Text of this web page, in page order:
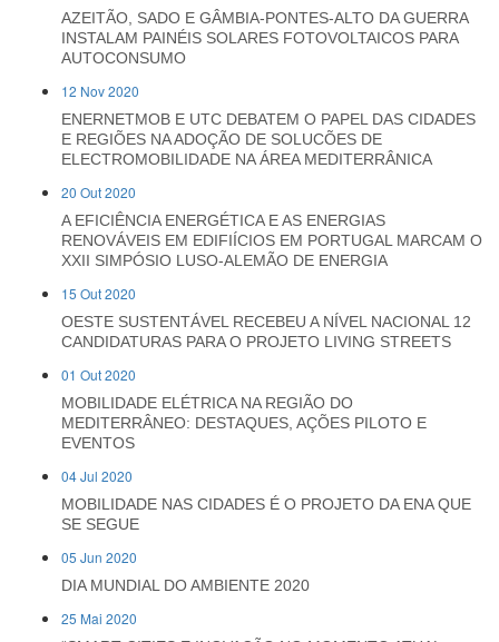
AZEITÃO, SADO E GÂMBIA-PONTES-ALTO DA GUERRA
INSTALAM PAINÉIS SOLARES FOTOVOLTAICOS PARA
AUTOCONSUMO
12 Nov 2020
ENERNETMOB E UTC DEBATEM O PAPEL DAS CIDADES
E REGIÕES NA ADOÇÃO DE SOLUCÕES DE
ELECTROMOBILIDADE NA ÁREA MEDITERRÂNICA
20 Out 2020
A EFICIÊNCIA ENERGÉTICA E AS ENERGIAS
RENOVÁVEIS EM EDIFIÍCIOS EM PORTUGAL MARCAM O
XXII SIMPÓSIO LUSO-ALEMÃO DE ENERGIA
15 Out 2020
OESTE SUSTENTÁVEL RECEBEU A NÍVEL NACIONAL 12
CANDIDATURAS PARA O PROJETO LIVING STREETS
01 Out 2020
MOBILIDADE ELÉTRICA NA REGIÃO DO
MEDITERRÂNEO: DESTAQUES, AÇÕES PILOTO E
EVENTOS
04 Jul 2020
MOBILIDADE NAS CIDADES É O PROJETO DA ENA QUE
SE SEGUE
05 Jun 2020
DIA MUNDIAL DO AMBIENTE 2020
25 Mai 2020